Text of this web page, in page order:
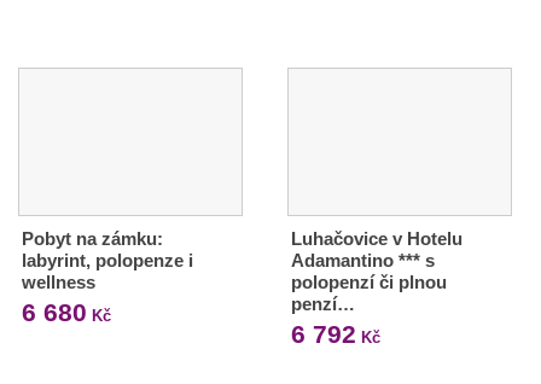
Pobyt na zámku:
labyrint, polopenze i
wellness
6 680 Kč
Luhačovice v Hotelu
Adamantino *** s
polopenzí či plnou
penzí…
6 792 Kč